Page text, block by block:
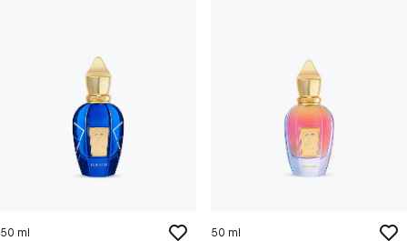
50 ml 50 ml